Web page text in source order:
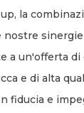
la
a un'offerta di
e di alta
fiducia e